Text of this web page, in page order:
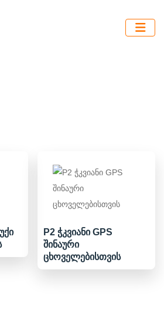
P2 ჭკვიანი GPS
შინაური
ცხოველებისთვის